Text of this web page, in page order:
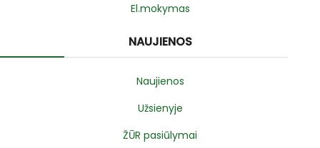
El.mokymas
NAUJIENOS
Naujienos
Užsienyje
ŽŪR pasiūlymai